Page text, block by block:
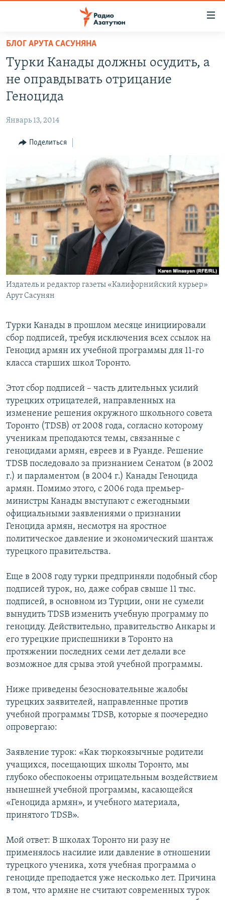
Перейти
основному
содержанию
Перейти
основной
навигации
Перейти
НОВОСТИ
ПОЛИТИКА
ЭКОНОМИКА
РЕГИОН
НАГОРНЫЙ КАРАБАХ
КУЛЬТУРА
СПОРТ
АРХИВ
Հայերեն
English
Русский
БЛОГ АРУТА САСУНЯНА
Турки Канады должны осудить, а
не оправдывать отрицание
Геноцида
Январь 13, 2014
Поделиться
Издатель и редактор газеты «Калифорнийский курьер»
Арут Сасунян
Турки Канады в прошлом месяце инициировали
сбор подписей, требуя исключения всех ссылок на
Геноцид армян их учебной программы для 11-го
класса старших школ Торонто.
Этот сбор подписей – часть длительных усилий
турецких отрицателей, направленных на
изменение решения окружного школьного совета
Торонто (TDSB) от 2008 года, согласно которому
ученикам преподаются темы, связанные с
геноцидами армян, евреев и в Руанде. Решение
TDSB последовало за признанием Сенатом (в 2002
г.) и парламентом (в 2004 г.) Канады Геноцида
армян. Помимо этого, с 2006 года премьер-
министры Канады выступают с ежегодными
официальными заявлениями о признании
Геноцида армян, несмотря на яростное
политическое давление и экономический шантаж
турецкого правительства.
Еще в 2008 году турки предприняли подобный сбор
подписей турок, но, даже собрав свыше 11 тыс.
подписей, в основном из Турции, они не сумели
вынудить TDSB изменить учебную программу по
геноциду. Действительно, правительство Анкары и
его турецкие приспешники в Торонто на
протяжении последних семи лет делали все
возможное для срыва этой учебной программы.
Ниже приведены безосновательные жалобы
турецких заявителей, направленные против
учебной программы TDSB, которые я поочередно
опровергаю:
Заявление турок: «Как тюркоязычные родители
учащихся, посещающих школы Торонто, мы
глубоко обеспокоены отрицательным воздействием
нынешней учебной программы, касающейся
«Геноцида армян», и учебного материала,
принятого TDSB».
Мой ответ: В школах Торонто ни разу не
применялось насилие или давление в отношении
турецкого ученика, хотя учебная программа о
геноциде преподается уже несколько лет. Причина
в том, что армяне не считают современных турок